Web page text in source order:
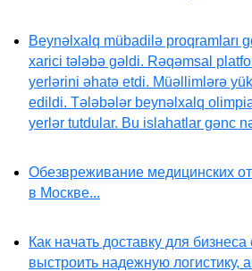
Beynəlxalq mübadilə proqramları
xarici tələbə gəldi. Rəqəmsal
yerlərini əhatə etdi. Müəllimlərə
edildi. Tələbələr beynəlxalq
yerlər tutdular. Bu islahatlar gənc
Обезвреживание медицинских
в Москве...
Как начать доставку для
выстроить надежную логистику,